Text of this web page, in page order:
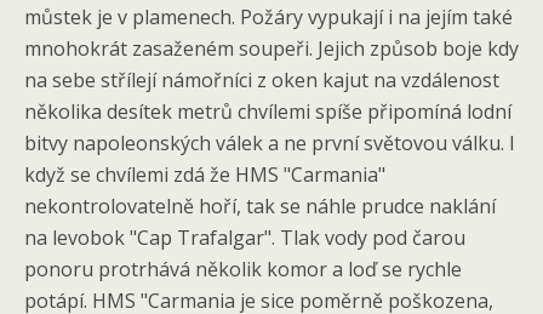
můstek je v plamenech. Požáry vypukají i na jejím také
mnohokrát zasaženém soupeři. Jejich způsob boje kdy
na sebe střílejí námořníci z oken kajut na vzdálenost
několika desítek metrů chvílemi spíše připomíná lodní
bitvy napoleonských válek a ne první světovou válku. I
když se chvílemi zdá že HMS "Carmania"
nekontrolovatelně hoří, tak se náhle prudce naklání
na levobok "Cap Trafalgar". Tlak vody pod čarou
ponoru protrhává několik komor a loď se rychle
potápí. HMS "Carmania je sice poměrně poškozena,